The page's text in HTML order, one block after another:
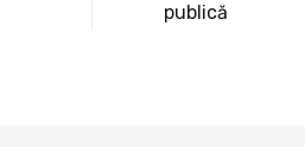
publică